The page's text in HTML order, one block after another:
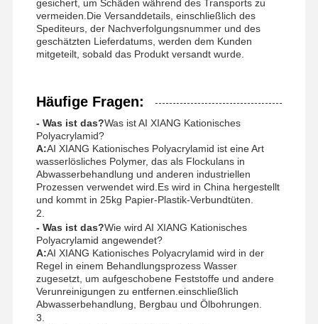
gesichert, um Schäden während des Transports zu
vermeiden.Die Versanddetails, einschließlich des
Spediteurs, der Nachverfolgungsnummer und des
geschätzten Lieferdatums, werden dem Kunden
mitgeteilt, sobald das Produkt versandt wurde.
Häufige Fragen:
- Was ist das?Was ist AI XIANG Kationisches
Polyacrylamid?
A:AI XIANG Kationisches Polyacrylamid ist eine Art
wasserlösliches Polymer, das als Flockulans in
Abwasserbehandlung und anderen industriellen
Prozessen verwendet wird.Es wird in China hergestellt
und kommt in 25kg Papier-Plastik-Verbundtüten.
2.
- Was ist das?Wie wird AI XIANG Kationisches
Polyacrylamid angewendet?
A:AI XIANG Kationisches Polyacrylamid wird in der
Regel in einem Behandlungsprozess Wasser
zugesetzt, um aufgeschobene Feststoffe und andere
Verunreinigungen zu entfernen.einschließlich
Abwasserbehandlung, Bergbau und Ölbohrungen.
3.